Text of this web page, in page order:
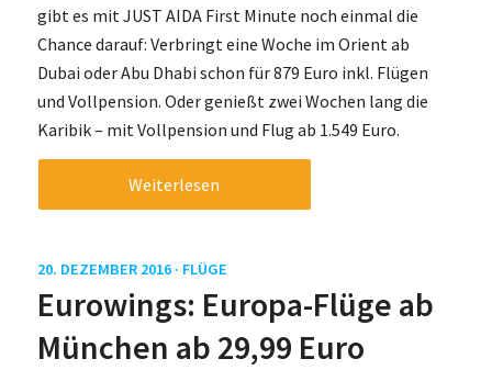
gibt es mit JUST AIDA First Minute noch einmal die
Chance darauf: Verbringt eine Woche im Orient ab
Dubai oder Abu Dhabi schon für 879 Euro inkl. Flügen
und Vollpension. Oder genießt zwei Wochen lang die
Karibik – mit Vollpension und Flug ab 1.549 Euro.
Weiterlesen
20. DEZEMBER 2016 · FLÜGE
Eurowings: Europa-Flüge ab
München ab 29,99 Euro